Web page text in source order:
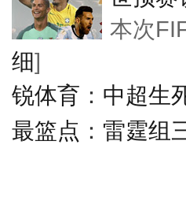
本次
细]
锐体育 ： 中超生
最篮点 ： 雷霆组